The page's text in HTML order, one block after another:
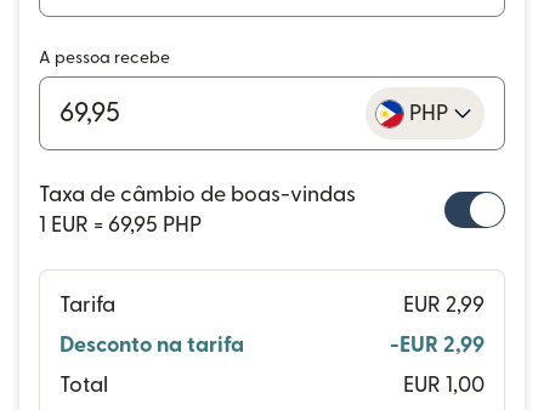
A pessoa recebe
PHP
Taxa de câmbio de boas-vindas
1 EUR = 69,95 PHP
Tarifa
EUR 2,99
Desconto na tarifa
-EUR 2,99
Total
EUR 1,00